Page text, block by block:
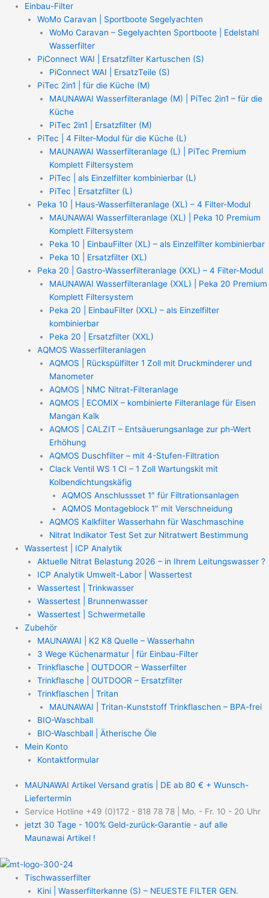
Einbau-Filter
WoMo Caravan | Sportboote Segelyachten
WoMo Caravan – Segelyachten Sportboote | Edelstahl
Wasserfilter
PiConnect WAI | Ersatzfilter Kartuschen (S)
PiConnect WAI | ErsatzTeile (S)
PiTec 2in1 | für die Küche (M)
MAUNAWAI Wasserfilteranlage (M) | PiTec 2in1 – für die
Küche
PiTec 2in1 | Ersatzfilter (M)
PiTec | 4 Filter-Modul für die Küche (L)
MAUNAWAI Wasserfilteranlage (L) | PiTec Premium
Komplett Filtersystem
PiTec | als Einzelfilter kombinierbar (L)
PiTec | Ersatzfilter (L)
Peka 10 | Haus-Wasserfilteranlage (XL) – 4 Filter-Modul
MAUNAWAI Wasserfilteranlage (XL) | Peka 10 Premium
Komplett Filtersystem
Peka 10 | EinbauFilter (XL) – als Einzelfilter kombinierbar
Peka 10 | Ersatzfilter (XL)
Peka 20 | Gastro-Wasserfilteranlage (XXL) – 4 Filter-Modul
MAUNAWAI Wasserfilteranlage (XXL) | Peka 20 Premium
Komplett Filtersystem
Peka 20 | EinbauFilter (XXL) – als Einzelfilter
kombinierbar
Peka 20 | Ersatzfilter (XXL)
AQMOS Wasserfilteranlagen
AQMOS | Rückspülfilter 1 Zoll mit Druckminderer und
Manometer
AQMOS | NMC Nitrat-Filteranlage
AQMOS | ECOMIX – kombinierte Filteranlage für Eisen
Mangan Kalk
AQMOS | CALZIT – Entsäuerungsanlage zur ph-Wert
Erhöhung
AQMOS Duschfilter – mit 4-Stufen-Filtration
Clack Ventil WS 1 CI – 1 Zoll Wartungskit mit
Kolbendichtungskäfig
AQMOS Anschlussset 1″ für Filtrationsanlagen
AQMOS Montageblock 1″ mit Verschneidung
AQMOS Kalkfilter Wasserhahn für Waschmaschine
Nitrat Indikator Test Set zur Nitratwert Bestimmung
Wassertest | ICP Analytik
Aktuelle Nitrat Belastung 2026 – in Ihrem Leitungswasser ?
ICP Analytik Umwelt-Labor | Wassertest
Wassertest | Trinkwasser
Wassertest | Brunnenwasser
Wassertest | Schwermetalle
Zubehör
MAUNAWAI | K2 K8 Quelle – Wasserhahn
3 Wege Küchenarmatur | für Einbau-Filter
Trinkflasche | OUTDOOR – Wasserfilter
Trinkflasche | OUTDOOR – Ersatzfilter
Trinkflaschen | Tritan
MAUNAWAI | Tritan-Kunststoff Trinkflaschen – BPA-frei
BIO-Waschball
BIO-Waschball | Ätherische Öle
Mein Konto
Kontaktformular
MAUNAWAI Artikel Versand gratis | DE ab 80 € + Wunsch-
Liefertermin
Service Hotline +49 (0)172 - 818 78 78 | Mo. - Fr. 10 - 20 Uhr
jetzt 30 Tage - 100% Geld-zurück-Garantie - auf alle
Maunawai Artikel !
Tischwasserfilter
Kini | Wasserfilterkanne (S) – NEUESTE FILTER GEN.